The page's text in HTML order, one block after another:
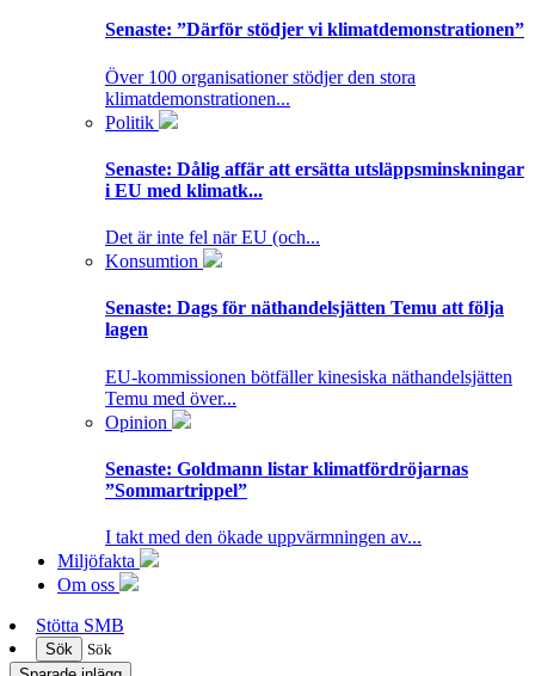
Senaste: ”Därför stödjer vi klimatdemonstrationen”
Över 100 organisationer stödjer den stora
klimatdemonstrationen...
Politik
Senaste: Dålig affär att ersätta utsläppsminskningar
i EU med klimatk...
Det är inte fel när EU (och...
Konsumtion
Senaste: Dags för näthandelsjätten Temu att följa
lagen
EU-kommissionen bötfäller kinesiska näthandelsjätten
Temu med över...
Opinion
Senaste: Goldmann listar klimatfördröjarnas
”Sommartrippel”
I takt med den ökade uppvärmningen av...
Miljöfakta
Om oss
Stötta SMB
Sök
Sök